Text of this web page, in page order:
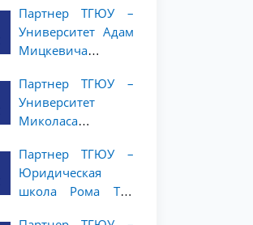
курсов ТГЮУ
объявляет
программу
академической
студентов 2–3
курсов ТГЮУ
Партнер ТГЮУ –
Университет Адам
Мицкевича
программу
академической
мобильности для
курсов ТГЮУ
Партнер ТГЮУ –
Университет
Миколаса
объявляет
программу
академической
Партнер ТГЮУ –
Юридическая
школа Рома Тре